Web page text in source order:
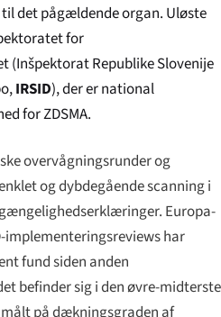
det pågældende organ. Uløste
for
(Inšpektorat Republike Slovenije
,IRSID), der er national
for ZDSMA.
overvågningsrunder og
og dybdegående scanning i
Europa-
implementeringsreviews har
fund siden anden
befinder sig i den øvre-midterste
på dækningsgraden af